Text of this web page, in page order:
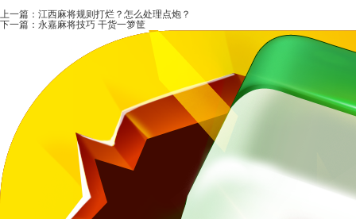
上一篇： 江西麻将规则打烂？怎么处理点炮？
下一篇： 永嘉麻将技巧 干货一箩筐